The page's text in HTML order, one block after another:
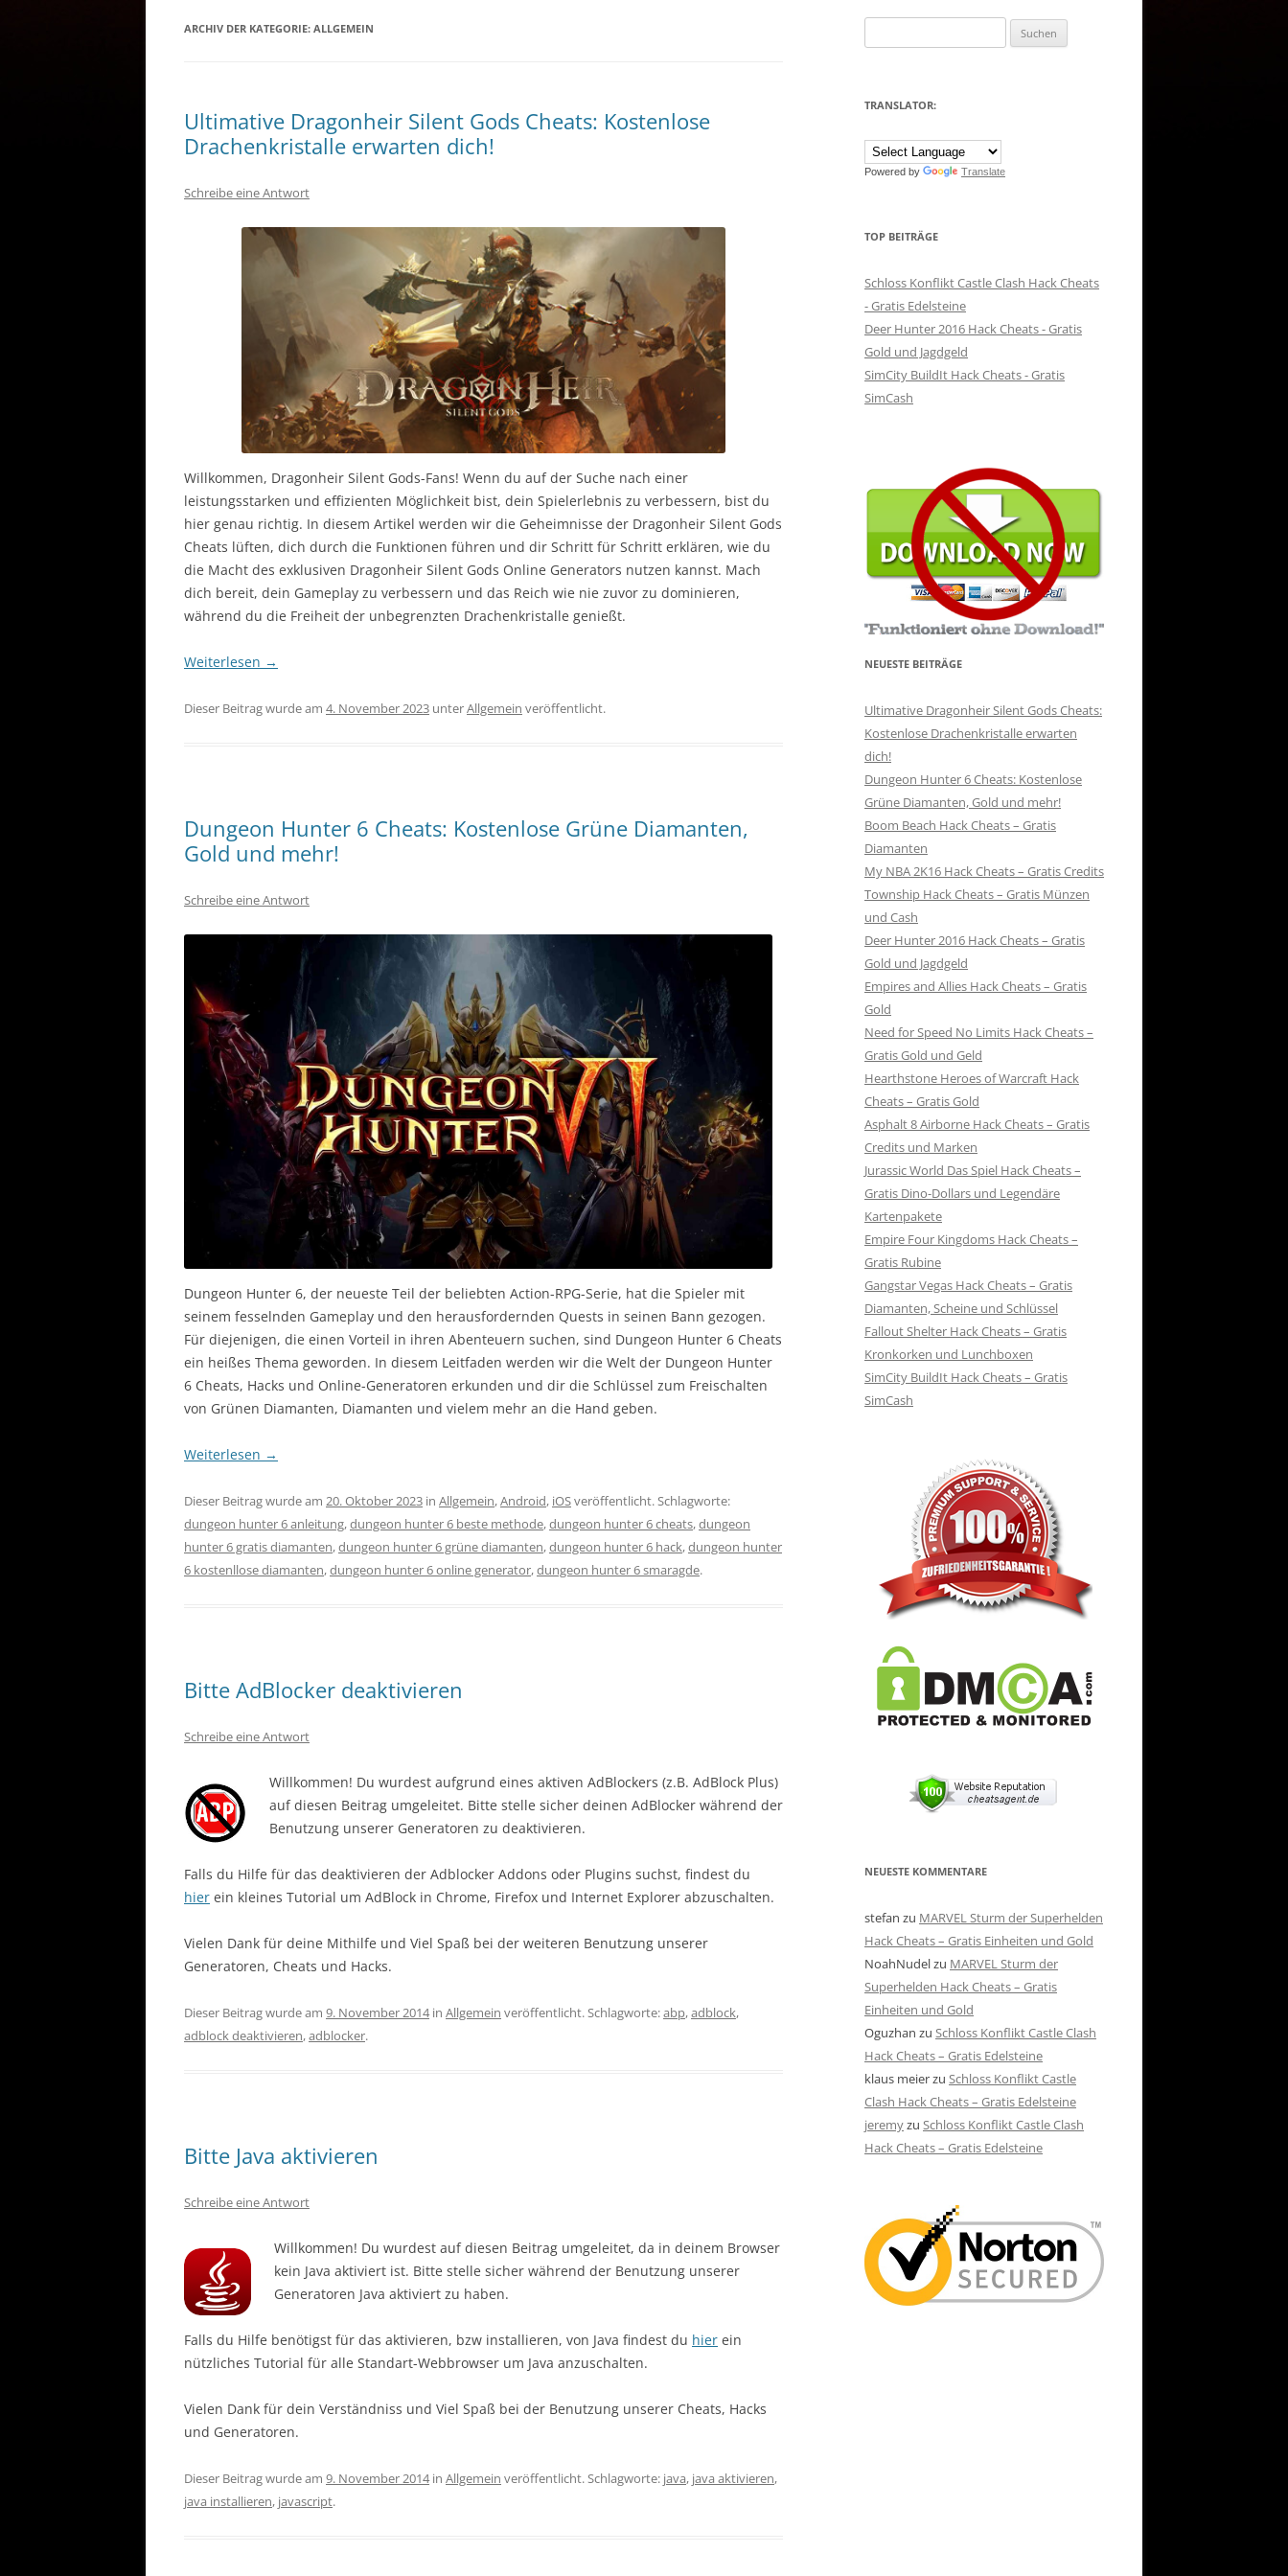
ARCHIV DER KATEGORIE: ALLGEMEIN
Ultimative Dragonheir Silent Gods Cheats: Kostenlose
Drachenkristalle erwarten dich!
Schreibe eine Antwort
Willkommen, Dragonheir Silent Gods-Fans! Wenn du auf der Suche nach einer
leistungsstarken und effizienten Möglichkeit bist, dein Spielerlebnis zu verbessern, bist du
hier genau richtig. In diesem Artikel werden wir die Geheimnisse der Dragonheir Silent Gods
Cheats lüften, dich durch die Funktionen führen und dir Schritt für Schritt erklären, wie du
die Macht des exklusiven Dragonheir Silent Gods Online Generators nutzen kannst. Mach
dich bereit, dein Gameplay zu verbessern und das Reich wie nie zuvor zu dominieren,
während du die Freiheit der unbegrenzten Drachenkristalle genießt.
Weiterlesen →
Dieser Beitrag wurde am 4. November 2023 unterAllgemein veröffentlicht.
Dungeon Hunter 6 Cheats: Kostenlose Grüne Diamanten,
Gold und mehr!
Schreibe eine Antwort
Dungeon Hunter 6, der neueste Teil der beliebten Action-RPG-Serie, hat die Spieler mit
seinem fesselnden Gameplay und den herausfordernden Quests in seinen Bann gezogen.
Für diejenigen, die einen Vorteil in ihren Abenteuern suchen, sind Dungeon Hunter 6 Cheats
ein heißes Thema geworden. In diesem Leitfaden werden wir die Welt der Dungeon Hunter
6 Cheats, Hacks und Online-Generatoren erkunden und dir die Schlüssel zum Freischalten
von Grünen Diamanten, Diamanten und vielem mehr an die Hand geben.
Weiterlesen →
Dieser Beitrag wurde am 20. Oktober 2023 in Allgemein,Android, iOSveröffentlicht. Schlagworte:
dungeon hunter 6 anleitung,dungeon hunter 6 beste methode,dungeon hunter 6 cheats,dungeon
hunter 6 gratis diamanten,dungeon hunter 6 grüne diamanten,dungeon hunter 6 hack,dungeon hunter
6 kostenllose diamanten,dungeon hunter 6 online generator,dungeon hunter 6 smaragde.
Bitte AdBlocker deaktivieren
Schreibe eine Antwort
Willkommen! Du wurdest aufgrund eines aktiven AdBlockers (z.B. AdBlock Plus)
auf diesen Beitrag umgeleitet. Bitte stelle sicher deinen AdBlocker während der
Benutzung unserer Generatoren zu deaktivieren.
Falls du Hilfe für das deaktivieren der Adblocker Addons oder Plugins suchst, findest du
hier ein kleines Tutorial um AdBlock in Chrome, Firefox und Internet Explorer abzuschalten.
Vielen Dank für deine Mithilfe und Viel Spaß bei der weiteren Benutzung unserer
Generatoren, Cheats und Hacks.
Dieser Beitrag wurde am 9. November 2014in Allgemein veröffentlicht. Schlagworte:abp,adblock,
adblock deaktivieren,adblocker.
Bitte Java aktivieren
Schreibe eine Antwort
Willkommen! Du wurdest auf diesen Beitrag umgeleitet, da in deinem Browser
kein Java aktiviert ist. Bitte stelle sicher während der Benutzung unserer
Generatoren Java aktiviert zu haben.
Falls du Hilfe benötigst für das aktivieren, bzw installieren, von Java findest du hier ein
nützliches Tutorial für alle Standart-Webbrowser um Java anzuschalten.
Vielen Dank für dein Verständniss und Viel Spaß bei der Benutzung unserer Cheats, Hacks
und Generatoren.
Dieser Beitrag wurde am 9. November 2014in Allgemein veröffentlicht. Schlagworte: java, java aktivieren,
java installieren, javascript.
nach:
TRANSLATOR:
Powered by Translate
TOP BEITRÄGE
Schloss Konflikt Castle Clash Hack Cheats
- Gratis Edelsteine
Deer Hunter 2016 Hack Cheats - Gratis
Gold und Jagdgeld
SimCity BuildIt Hack Cheats - Gratis
SimCash
NEUESTE BEITRÄGE
Ultimative Dragonheir Silent Gods Cheats:
Kostenlose Drachenkristalle erwarten
dich!
Dungeon Hunter 6 Cheats: Kostenlose
Grüne Diamanten, Gold und mehr!
Boom Beach Hack Cheats – Gratis
Diamanten
My NBA 2K16 Hack Cheats – Gratis Credits
Township Hack Cheats – Gratis Münzen
und Cash
Deer Hunter 2016 Hack Cheats – Gratis
Gold und Jagdgeld
Empires and Allies Hack Cheats – Gratis
Gold
Need for Speed No Limits Hack Cheats –
Gratis Gold und Geld
Hearthstone Heroes of Warcraft Hack
Cheats – Gratis Gold
Asphalt 8 Airborne Hack Cheats – Gratis
Credits und Marken
Jurassic World Das Spiel Hack Cheats –
Gratis Dino-Dollars und Legendäre
Kartenpakete
Empire Four Kingdoms Hack Cheats –
Gratis Rubine
Gangstar Vegas Hack Cheats – Gratis
Diamanten, Scheine und Schlüssel
Fallout Shelter Hack Cheats – Gratis
Kronkorken und Lunchboxen
SimCity BuildIt Hack Cheats – Gratis
SimCash
NEUESTE KOMMENTARE
stefan zu MARVEL Sturm der Superhelden
Hack Cheats – Gratis Einheiten und Gold
NoahNudelzu MARVEL Sturm der
Superhelden Hack Cheats – Gratis
Einheiten und Gold
Oguzhan zu Schloss Konflikt Castle Clash
Hack Cheats – Gratis Edelsteine
klaus meierzu Schloss Konflikt Castle
Clash Hack Cheats – Gratis Edelsteine
jeremyzu Schloss Konflikt Castle Clash
Hack Cheats – Gratis Edelsteine